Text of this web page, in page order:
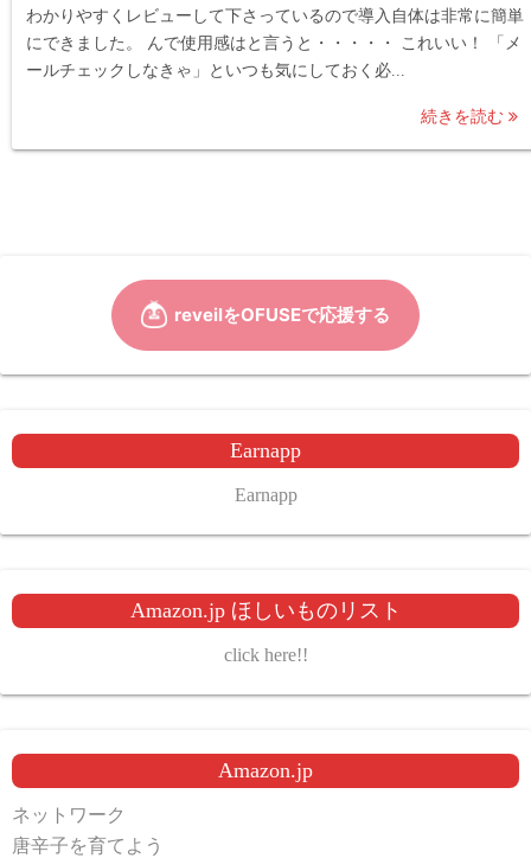
わかりやすくレビューして下さっているので導入自体は非常に簡単
にできました。 んで使用感はと言うと・・・・・ これいい！ 「メ
ールチェックしなきゃ」といつも気にしておく必...
続きを読む
Earnapp
Earnapp
Amazon.jp ほしいものリスト
click here!!
Amazon.jp
ネットワーク
唐辛子を育てよう